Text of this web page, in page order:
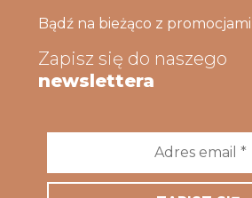
Bądź na bieżąco z
Zapisz się do naszego
newslettera